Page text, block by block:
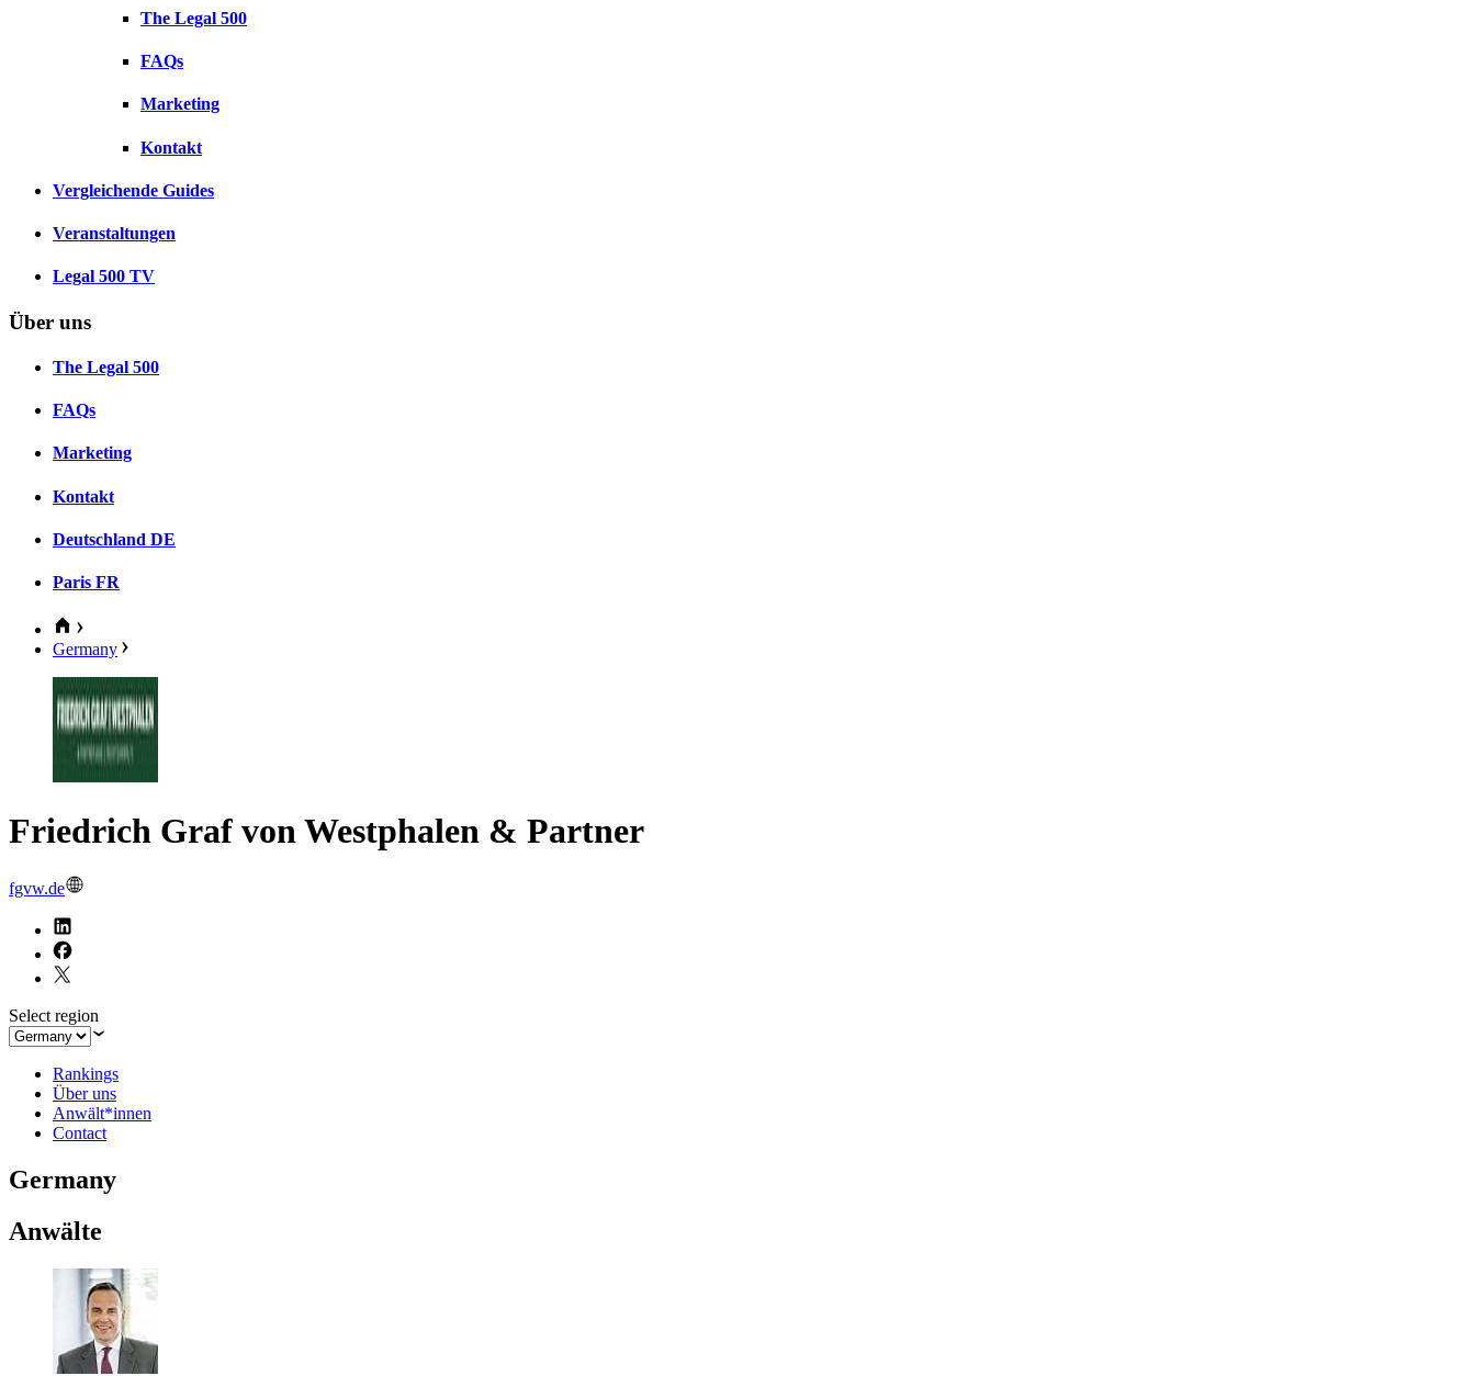
The Legal 500
FAQs
Marketing
Kontakt
Vergleichende Guides
Veranstaltungen
Legal 500 TV
Über uns
The Legal 500
FAQs
Marketing
Kontakt
Deutschland DE
Paris FR
Germany
Friedrich Graf von Westphalen & Partner
fgvw.de
Select region
Rankings
Über uns
Anwält*innen
Contact
Germany
Anwälte